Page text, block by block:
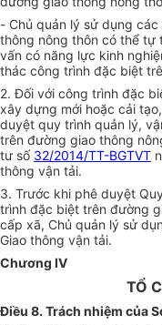
- Chủ quản lý sử dụng các
thông nông thôn có thể tự
vấn có năng lực kinh
thác công trình đặc biệt
2. Đối với công trình đặc
xây dựng mới hoặc cải
duyệt quy trình quản lý,
trên đường giao thông
tư số 32/2014/TT-BGTVT
thông vận tải.
3. Trước khi phê duyệt
trình đặc biệt trên đường
cấp xã, Chủ quản lý sử
Giao thông vận tải.
Chương IV
TỔ
Điều 8. Trách nhiệm của